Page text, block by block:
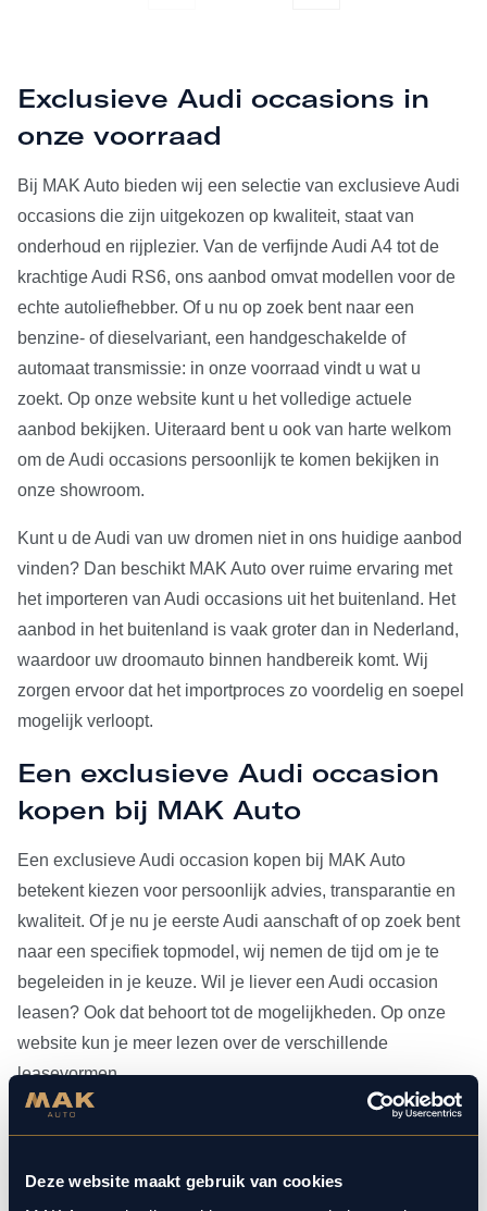
Deze website maakt gebruik van cookies
Exclusieve Audi occasions in
onze voorraad
Bij MAK Auto bieden wij een selectie van exclusieve Audi
occasions die zijn uitgekozen op kwaliteit, staat van
onderhoud en rijplezier. Van de verfijnde Audi A4 tot de
krachtige Audi RS6, ons aanbod omvat modellen voor de
echte autoliefhebber. Of u nu op zoek bent naar een
benzine- of dieselvariant, een handgeschakelde of
automaat transmissie: in onze voorraad vindt u wat u
zoekt. Op onze website kunt u het volledige actuele
aanbod bekijken. Uiteraard bent u ook van harte welkom
om de Audi occasions persoonlijk te komen bekijken in
onze showroom.
Kunt u de Audi van uw dromen niet in ons huidige aanbod
vinden? Dan beschikt MAK Auto over ruime ervaring met
het importeren van Audi occasions uit het buitenland. Het
aanbod in het buitenland is vaak groter dan in Nederland,
waardoor uw droomauto binnen handbereik komt. Wij
zorgen ervoor dat het importproces zo voordelig en soepel
mogelijk verloopt.
Een exclusieve Audi occasion
kopen bij MAK Auto
Een exclusieve Audi occasion kopen bij MAK Auto
betekent kiezen voor persoonlijk advies, transparantie en
kwaliteit. Of je nu je eerste Audi aanschaft of op zoek bent
naar een specifiek topmodel, wij nemen de tijd om je te
begeleiden in je keuze. Wil je liever een Audi occasion
leasen? Ook dat behoort tot de mogelijkheden. Op onze
website kun je meer lezen over de verschillende
leasevormen.
Heb je je Audi occasion eenmaal gevonden, dan kun je
aangesloten bij Bosch Car Service, beschikken onze